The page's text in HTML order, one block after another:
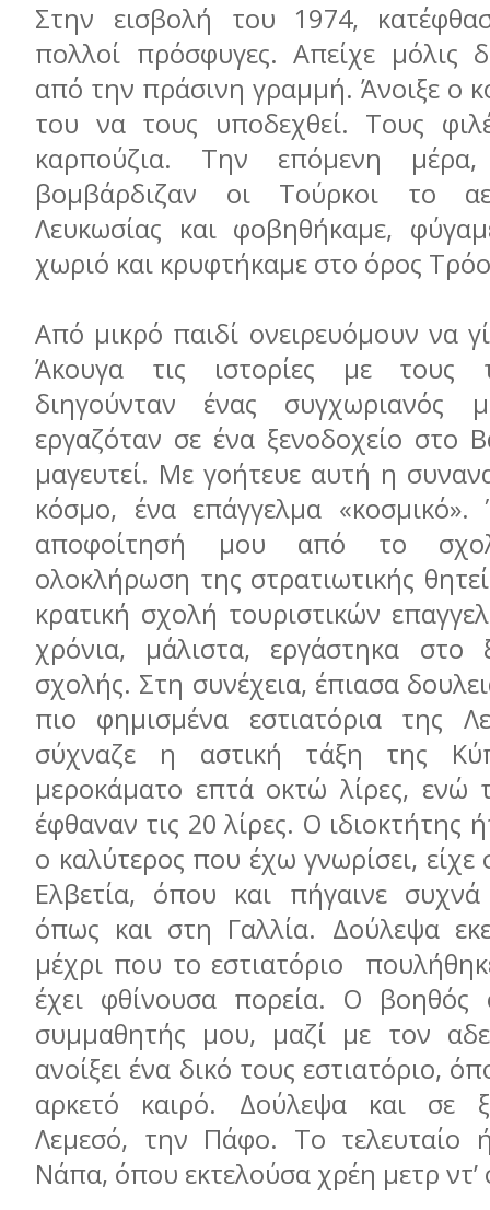
Στην εισβολή του 1974,
πολλοί πρόσφυγες. Απείχε μόλις
από την πράσινη γραμμή. Άνοιξε ο
του να τους υποδεχθεί. Τους
καρπούζια. Την επόμενη
βομβάρδιζαν οι Τούρκοι το
Λευκωσίας και φοβηθήκαμε,
χωριό και κρυφτήκαμε στο όρος
Από μικρό παιδί ονειρευόμουν να
Άκουγα τις ιστορίες με τους
διηγούνταν ένας συγχωριανός
εργαζόταν σε ένα ξενοδοχείο στο
μαγευτεί. Με γοήτευε αυτή η
κόσμο, ένα επάγγελμα «κοσμικό».
αποφοίτησή μου από το
ολοκλήρωση της στρατιωτικής
κρατική σχολή τουριστικών
χρόνια, μάλιστα, εργάστηκα στο
σχολής. Στη συνέχεια, έπιασα
πιο φημισμένα εστιατόρια της
σύχναζε η αστική τάξη της
μεροκάματο επτά οκτώ λίρες, ενώ
έφθαναν τις 20 λίρες. Ο ιδιοκτήτης
ο καλύτερος που έχω γνωρίσει,
Ελβετία, όπου και πήγαινε συχνά
όπως και στη Γαλλία. Δούλεψα
μέχρι που το εστιατόριο
έχει φθίνουσα πορεία. Ο
συμμαθητής μου, μαζί με τον
ανοίξει ένα δικό τους εστιατόριο,
αρκετό καιρό. Δούλεψα και σε
Λεμεσό, την Πάφο. Το τελευταίο
Νάπα, όπου εκτελούσα χρέη μετρ ντ’